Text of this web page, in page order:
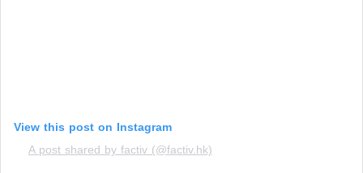
View this post on Instagram
A post shared by factiv (@factiv.hk)